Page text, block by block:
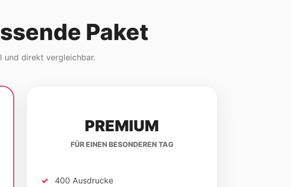
Paket
und direkt vergleichbar.
PREMIUM
FÜR EINEN BESONDEREN TAG
400 Ausdrucke